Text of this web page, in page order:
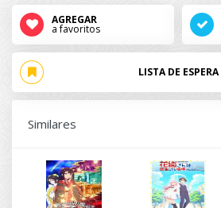
AGREGAR
a favoritos
LISTA DE ESPERA
Similares